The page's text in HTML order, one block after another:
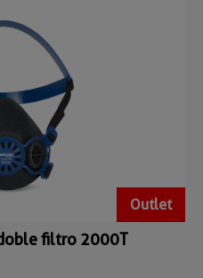
Outlet
doble filtro 2000T